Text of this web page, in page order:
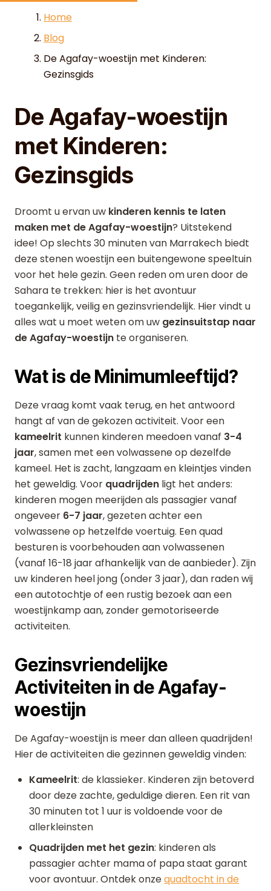
Skip to content
Home
Blog
De Agafay-woestijn met Kinderen:
Gezinsgids
De Agafay-woestijn
met Kinderen:
Gezinsgids
Droomt u ervan uw kinderen kennis te laten
maken met de Agafay-woestijn? Uitstekend
idee! Op slechts 30 minuten van Marrakech biedt
deze stenen woestijn een buitengewone speeltuin
voor het hele gezin. Geen reden om uren door de
Sahara te trekken: hier is het avontuur
toegankelijk, veilig en gezinsvriendelijk. Hier vindt u
alles wat u moet weten om uw gezinsuitstap naar
de Agafay-woestijn te organiseren.
Wat is de Minimumleeftijd?
Deze vraag komt vaak terug, en het antwoord
hangt af van de gekozen activiteit. Voor een
kameelrit kunnen kinderen meedoen vanaf 3-4
jaar, samen met een volwassene op dezelfde
kameel. Het is zacht, langzaam en kleintjes vinden
het geweldig. Voor quadrijden ligt het anders:
kinderen mogen meerijden als passagier vanaf
ongeveer 6-7 jaar, gezeten achter een
volwassene op hetzelfde voertuig. Een quad
besturen is voorbehouden aan volwassenen
(vanaf 16-18 jaar afhankelijk van de aanbieder). Zijn
uw kinderen heel jong (onder 3 jaar), dan raden wij
een autotochtje of een rustig bezoek aan een
woestijnkamp aan, zonder gemotoriseerde
activiteiten.
Gezinsvriendelijke
Activiteiten in de Agafay-
woestijn
De Agafay-woestijn is meer dan alleen quadrijden!
Hier de activiteiten die gezinnen geweldig vinden:
Kameelrit: de klassieker. Kinderen zijn betoverd
door deze zachte, geduldige dieren. Een rit van
30 minuten tot 1 uur is voldoende voor de
allerkleinsten
Quadrijden met het gezin: kinderen als
passagier achter mama of papa staat garant
voor avontuur. Ontdek onzequadtocht in de